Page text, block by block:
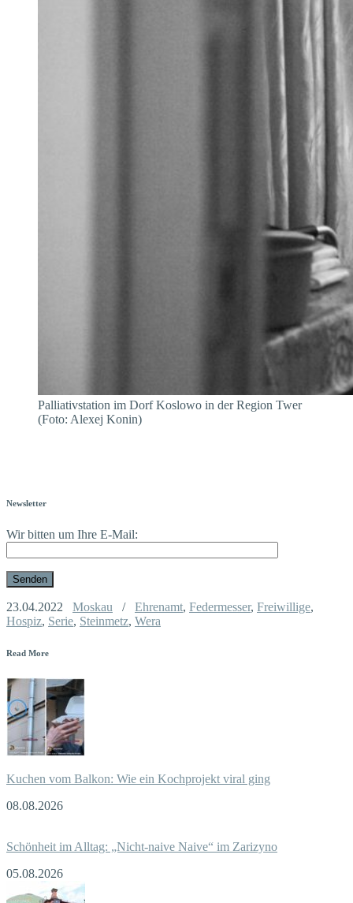
Palliativstation im Dorf Koslowo in der Region Twer
(Foto: Alexej Konin)
Newsletter
Wir bitten um Ihre E-Mail:
23.04.2022 Moskau / Ehrenamt, Federmesser, Freiwillige,
Hospiz, Serie, Steinmetz, Wera
Read More
Kuchen vom Balkon: Wie ein Kochprojekt viral ging
08.08.2026
Schönheit im Alltag: „Nicht-naive Naive“ im Zarizyno
05.08.2026